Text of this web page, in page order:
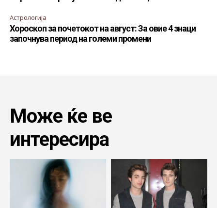
Астрологија
Хороскоп за почетокот на август: За овие 4 знаци
започнува период на големи промени
Може ќе ве
интересира